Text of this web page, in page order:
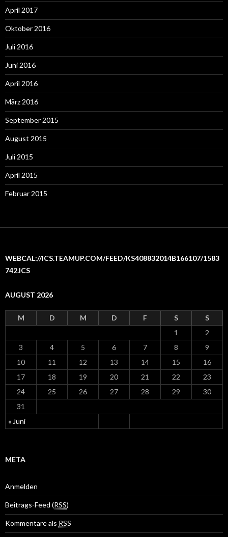
April 2017
Oktober 2016
Juli 2016
Juni 2016
April 2016
März 2016
September 2015
August 2015
Juli 2015
April 2015
Februar 2015
WEBCAL://ICS.TEAMUP.COM/FEED/KS408832014B166107/1583
742.ICS
AUGUST 2026
M D M D F S S
« Juni
1
2
3
4 5 6 7 8
9
10
11 12 13 14 15
16
17
18 19 20 21 22
23
24
25 26 27 28 29
30
31
META
Anmelden
Beitrags-Feed (RSS)
Kommentare als RSS